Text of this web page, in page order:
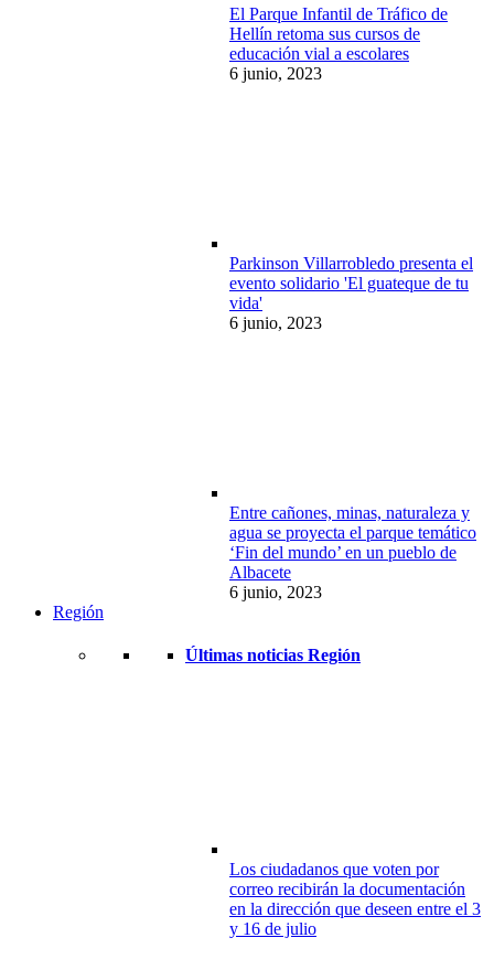
El Parque Infantil de Tráfico de
Hellín retoma sus cursos de
educación vial a escolares
6 junio, 2023
Parkinson Villarrobledo presenta el
evento solidario 'El guateque de tu
vida'
6 junio, 2023
Entre cañones, minas, naturaleza y
agua se proyecta el parque temático
‘Fin del mundo’ en un pueblo de
Albacete
6 junio, 2023
Región
Últimas noticias Región
Los ciudadanos que voten por
correo recibirán la documentación
en la dirección que deseen entre el 3
y 16 de julio